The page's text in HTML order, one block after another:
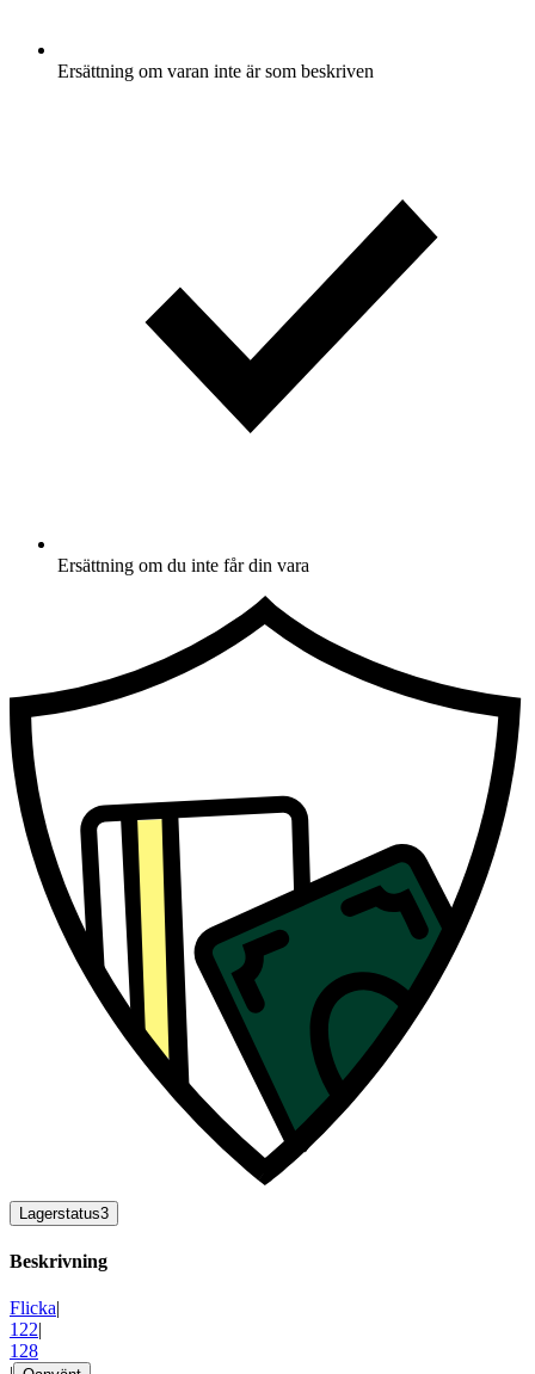
Ersättning om varan inte är som beskriven
Ersättning om du inte får din vara
Lagerstatus3
Beskrivning
Flicka|
122|
128